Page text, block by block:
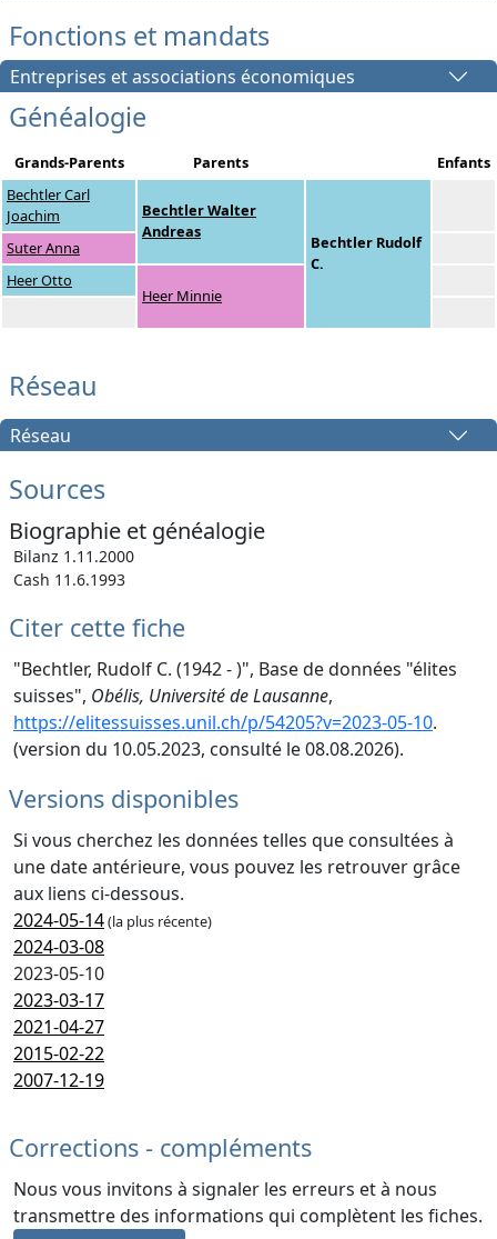
Fonctions et mandats
Entreprises et associations économiques
Généalogie
Grands-Parents Parents
Enfants
Bechtler Carl
Joachim
Bechtler Walter
Andreas
Bechtler Rudolf
C.
Suter Anna
Heer Otto
Heer Minnie
Réseau
Réseau
Sources
Biographie et généalogie
Bilanz 1.11.2000
Cash 11.6.1993
Citer cette fiche
"Bechtler, Rudolf C. (1942 - )", Base de données "élites
suisses", Obélis, Université de Lausanne,
https://elitessuisses.unil.ch/p/54205?v=2023-05-10.
(version du 10.05.2023, consulté le 08.08.2026).
Versions disponibles
Si vous cherchez les données telles que consultées à
une date antérieure, vous pouvez les retrouver grâce
aux liens ci-dessous.
2024-05-14(la plus récente)
2024-03-08
2023-05-10
2023-03-17
2021-04-27
2015-02-22
2007-12-19
Corrections - compléments
Nous vous invitons à signaler les erreurs et à nous
transmettre des informations qui complètent les fiches.